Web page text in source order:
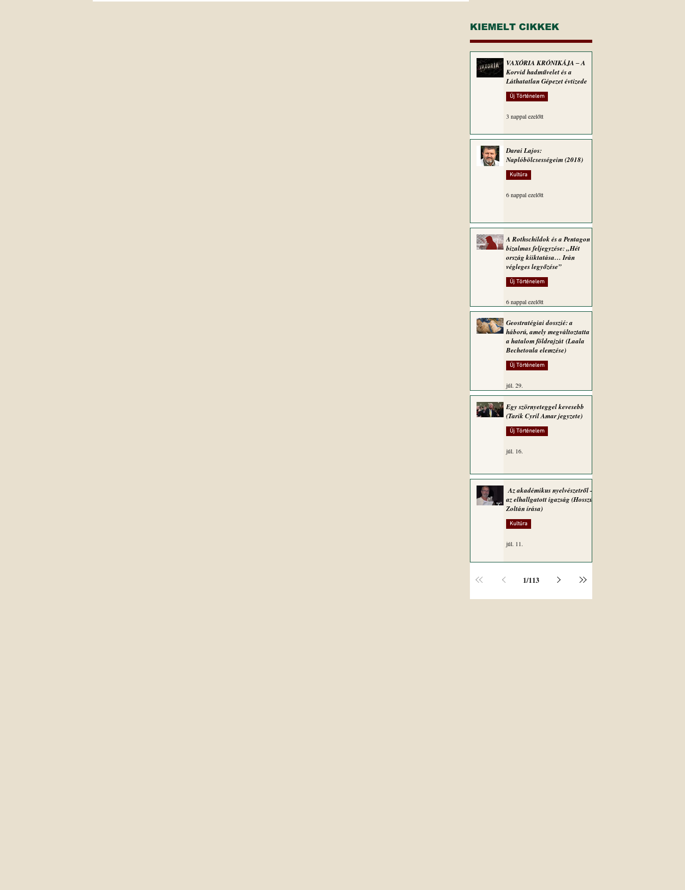
KIEMELT CIKKEK
VAXÓRIA KRÓNIKÁJA ‒ A
Korvid hadművelet és a
Láthatatlan Gépezet évtizede
Új Történelem
3 nappal ezelőtt
Darai Lajos:
Naplóbölcsességeim (2018)
Kultúra
6 nappal ezelőtt
A Rothschildok és a Pentagon
bizalmas feljegyzése: „Hét
ország kiiktatása… Irán
végleges legyőzése”
Új Történelem
6 nappal ezelőtt
Geostratégiai dosszié: a
háború, amely megváltoztatta
a hatalom földrajzát (Laala
Bechetoula elemzése)
Új Történelem
júl. 29.
Egy szörnyeteggel kevesebb
(Tarik Cyril Amar jegyzete)
Új Történelem
júl. 16.
Az akadémikus nyelvészetről –
az elhallgatott igazság (Hosszú
Zoltán írása)
Kultúra
júl. 11.
1/113